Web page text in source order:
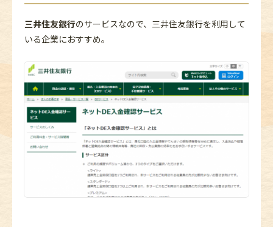
三井住友銀行のサービスなので、三井住友銀行を利用して
いる企業におすすめ。